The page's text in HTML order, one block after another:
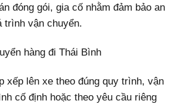
đóng gói, gia cố nhằm đảm bảo an
trình vận chuyển.
hàng đi Thái Bình
xếp lên xe theo đúng quy trình, vận
cố định hoặc theo yêu cầu riêng